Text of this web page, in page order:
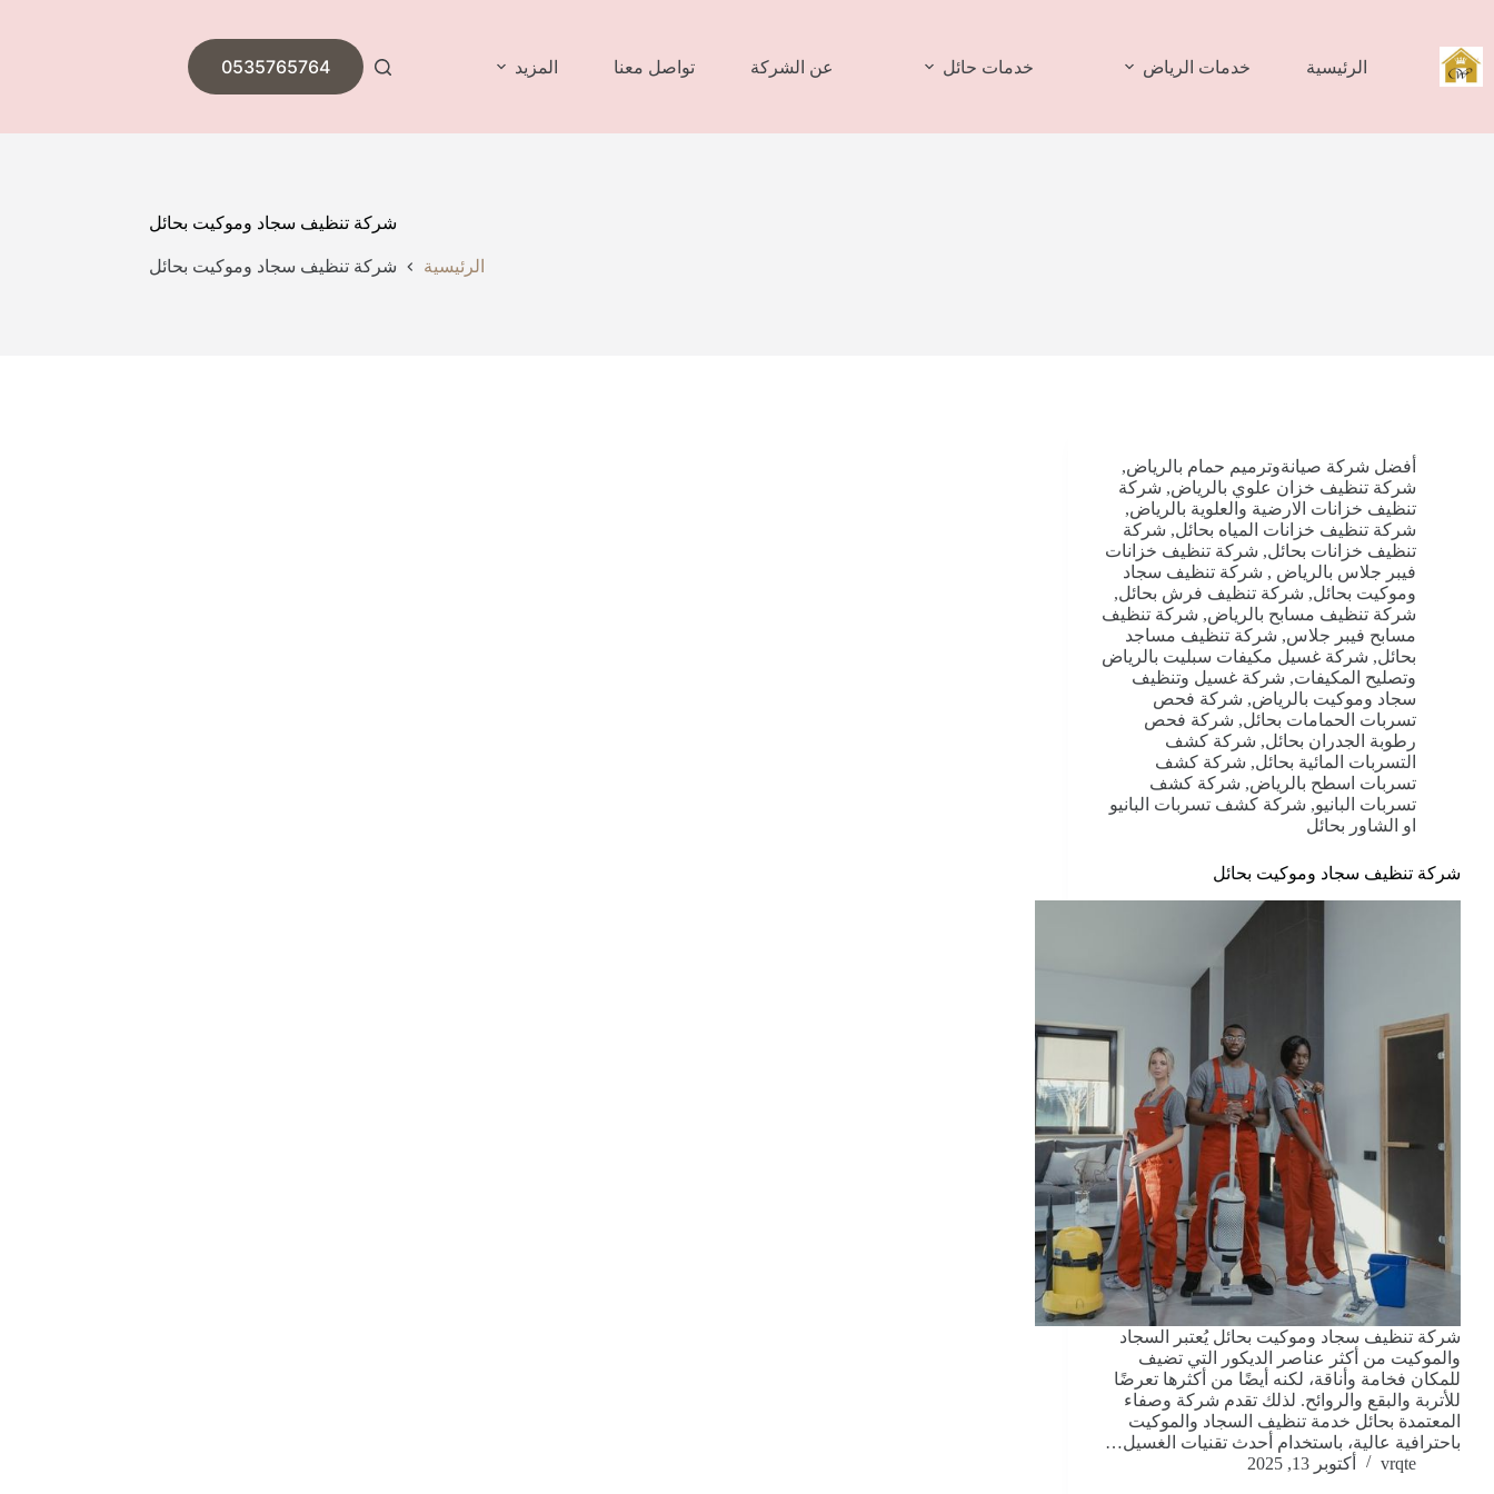
المحتوى
الرئيسية خدمات الرياض خدمات حائل عن الشركة تواصل معنا المزيد 0535765764
شركة تنظيف سجاد وموكيت بحائل
الرئيسية شركة تنظيف سجاد وموكيت بحائل
أفضل شركة صيانةوترميم حمام بالرياض,
شركة تنظيف خزان علوي بالرياض, شركة
تنظيف خزانات الارضية والعلوية بالرياض,
شركة تنظيف خزانات المياه بحائل, شركة
تنظيف خزانات بحائل, شركة تنظيف خزانات
فيبر جلاس بالرياض , شركة تنظيف سجاد
وموكيت بحائل, شركة تنظيف فرش بحائل,
شركة تنظيف مسابح بالرياض, شركة تنظيف
مسابح فيبر جلاس, شركة تنظيف مساجد
بحائل, شركة غسيل مكيفات سبليت بالرياض
وتصليح المكيفات, شركة غسيل وتنظيف
سجاد وموكيت بالرياض, شركة فحص
تسربات الحمامات بحائل, شركة فحص
رطوبة الجدران بحائل, شركة كشف
التسربات المائية بحائل, شركة كشف
تسربات اسطح بالرياض, شركة كشف
تسربات البانيو, شركة كشف تسربات البانيو
او الشاور بحائل
شركة تنظيف سجاد وموكيت بحائل
شركة تنظيف سجاد وموكيت بحائل يُعتبر السجاد
والموكيت من أكثر عناصر الديكور التي تضيف
للمكان فخامة وأناقة، لكنه أيضًا من أكثرها تعرضًا
للأتربة والبقع والروائح. لذلك تقدم شركة وصفاء
المعتمدة بحائل خدمة تنظيف السجاد والموكيت
باحترافية عالية، باستخدام أحدث تقنيات الغسيل…
vrqte
أكتوبر 13, 2025